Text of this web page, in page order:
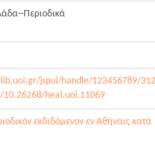
Περιοδικά
jspui/handle/123456789/
heal.uoi.11069
εκδιδόμενον εν Αθήναις κατά